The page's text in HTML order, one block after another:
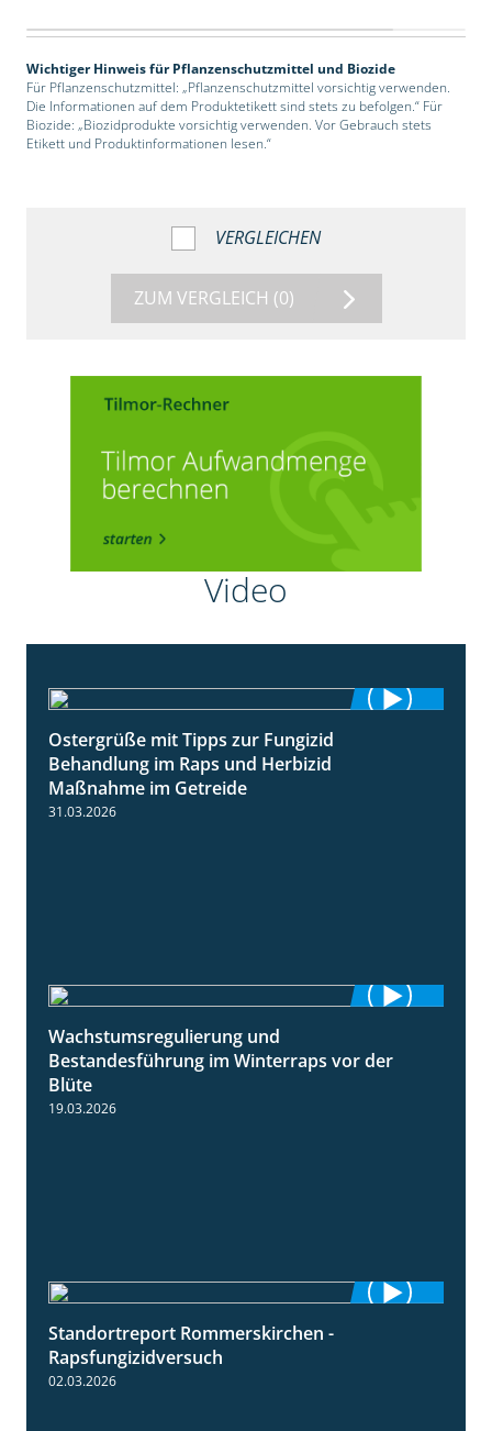
Wichtiger Hinweis für Pflanzenschutzmittel und Biozide
Für Pflanzenschutzmittel: „Pflanzenschutzmittel vorsichtig verwenden.
Die Informationen auf dem Produktetikett sind stets zu befolgen.“ Für
Biozide: „Biozidprodukte vorsichtig verwenden. Vor Gebrauch stets
Etikett und Produktinformationen lesen.“
VERGLEICHEN
ZUM VERGLEICH (0)
Video
Ostergrüße mit Tipps zur Fungizid
Behandlung im Raps und Herbizid
Maßnahme im Getreide
31.03.2026
Wachstumsregulierung und
Bestandesführung im Winterraps vor der
Blüte
19.03.2026
Standortreport Rommerskirchen -
Rapsfungizidversuch
02.03.2026